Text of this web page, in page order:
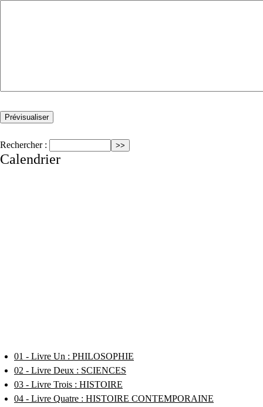
Rechercher :
Calendrier
01 - Livre Un : PHILOSOPHIE
02 - Livre Deux : SCIENCES
03 - Livre Trois : HISTOIRE
04 - Livre Quatre : HISTOIRE CONTEMPORAINE